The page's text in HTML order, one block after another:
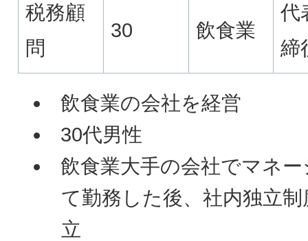
税務顧
問
30 飲食業
代
締
飲食業の会社を経営
30代男性
飲食業大手の会社でマネ
て勤務した後、社内独立
立